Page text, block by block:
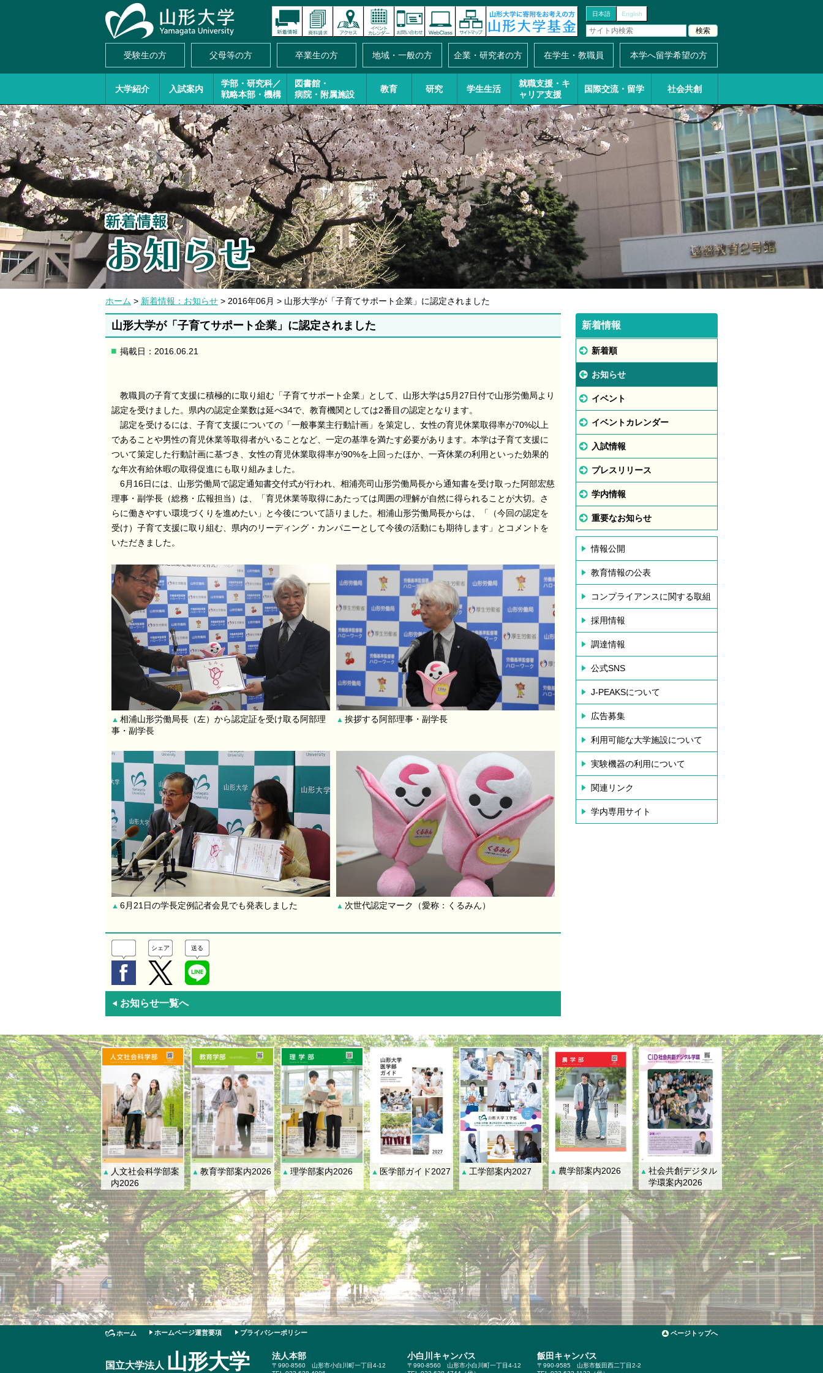
日本語 English
受験生の方 父母等の方 卒業生の方 地域・一般の方 企業・研究者の方 在学生・教職員 本学へ留学希望の方
大学紹介 入試案内
学部・研究科／
戦略本部・機構
図書館・
病院・附属施設
教育 研究 学生生活
就職支援・ キ
ャリア支援
国際交流・留学 社会共創
ホーム > 新着情報：お知らせ > 2016年06月 > 山形大学が「子育てサポート企業」に認定されました
山形大学が「子育てサポート企業」に認定されました
掲載日：2016.06.21
教職員の子育て支援に積極的に取り組む「子育てサポート企業」として、山形大学は5月27日付で山形労働局より
認定を受けました。県内の認定企業数は延べ34で、教育機関としては2番目の認定となります。
認定を受けるには、子育て支援についての「一般事業主行動計画」を策定し、女性の育児休業取得率が70%以上
であることや男性の育児休業等取得者がいることなど、一定の基準を満たす必要があります。本学は子育て支援に
ついて策定した行動計画に基づき、女性の育児休業取得率が90%を上回ったほか、一斉休業の利用といった効果的
な年次有給休暇の取得促進にも取り組みました。
6月16日には、山形労働局で認定通知書交付式が行われ、相浦亮司山形労働局長から通知書を受け取った阿部宏慈
理事・副学長（総務・広報担当）は、「育児休業等取得にあたっては周囲の理解が自然に得られることが大切。さ
らに働きやすい環境づくりを進めたい」と今後について語りました。相浦山形労働局長からは、「（今回の認定を
受け）子育て支援に取り組む、県内のリーディング・カンパニーとして今後の活動にも期待します」とコメントを
いただきました。
▲ 相浦山形労働局長（左）から認定証を受け取る阿部理
事・副学長
▲ 挨拶する阿部理事・副学長
▲ 6月21日の学長定例記者会見でも発表しました ▲ 次世代認定マーク（愛称：くるみん）
シェア 送る
◀ お知らせ一覧へ
新着情報
新着順
お知らせ
イベント
イベントカレンダー
入試情報
プレスリリース
学内情報
重要なお知らせ
情報公開
教育情報の公表
コンプライアンスに関する取組
採用情報
調達情報
公式SNS
J-PEAKSについて
広告募集
利用可能な大学施設について
実験機器の利用について
関連リンク
学内専用サイト
▲ 人文社会科学部案
内2026
▲ 教育学部案内2026 ▲ 理学部案内2026 ▲ 医学部ガイド2027 ▲ 工学部案内2027 ▲ 農学部案内2026 ▲ 社会共創デジタル
学環案内2026
ホーム ページトップへ
国立大学法人 山形大学 法人本部
〒990-8560 山形市小白川町一丁目4-12
小白川キャンパス
〒990-8560 山形市小白川町一丁目4-12
飯田キャンパス
〒990-9585 山形市飯田西二丁目2-2
ホームページ運営要項 プライバシーポリシー